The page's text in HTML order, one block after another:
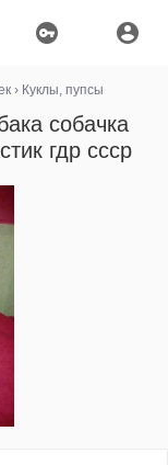
› Куклы, пупсы
собачка
гдр ссср